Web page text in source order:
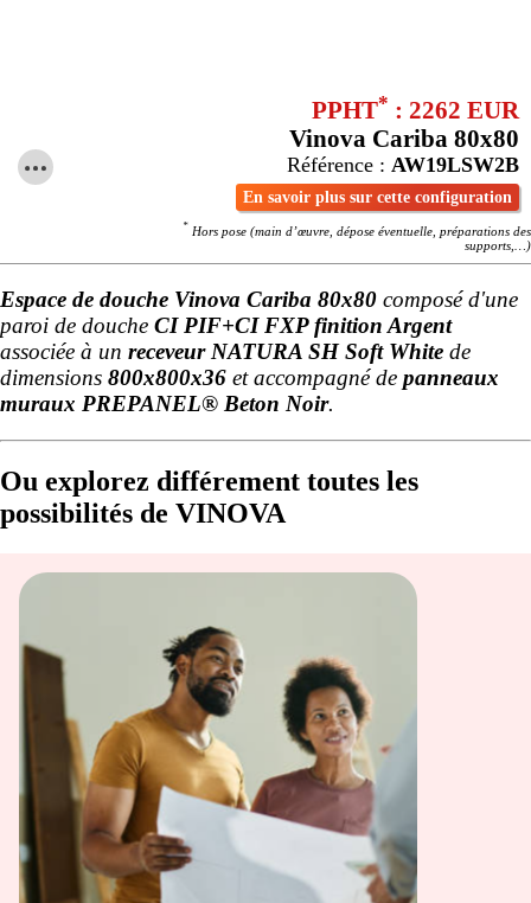
PPHT* : 2262 EUR
Vinova Cariba 80x80
Référence : AW19LSW2B
En savoir plus sur cette configuration
* Hors pose (main d’œuvre, dépose éventuelle, préparations des
supports,…)
Espace de douche Vinova Cariba 80x80 composé d'une
paroi de douche CI PIF+CI FXP finition Argent
associée à un receveur NATURA SH Soft White de
dimensions 800x800x36 et accompagné de panneaux
muraux PREPANEL® Beton Noir.
Ou explorez différement toutes les
possibilités de VINOVA